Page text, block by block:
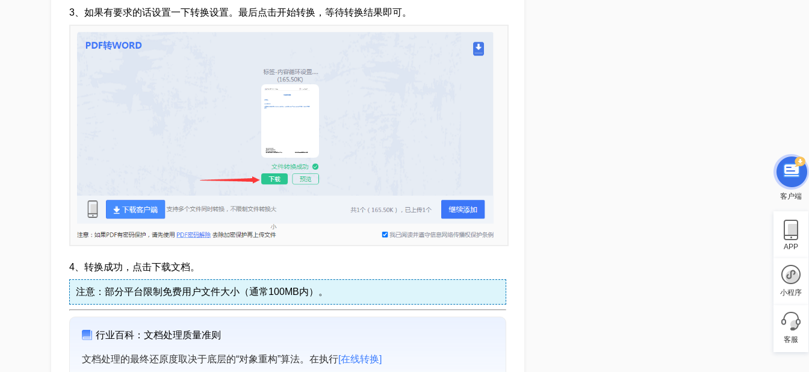
3、如果有要求的话设置一下转换设置。最后点击开始转换，等待转换结果即可。
4、转换成功，点击下载文档。
注意：部分平台限制免费用户文件大小（通常100MB内）。
行业百科：文档处理质量准则
文档处理的最终还原度取决于底层的“对象重构”算法。在执行[在线转换]
客户端
APP
小程序
客服